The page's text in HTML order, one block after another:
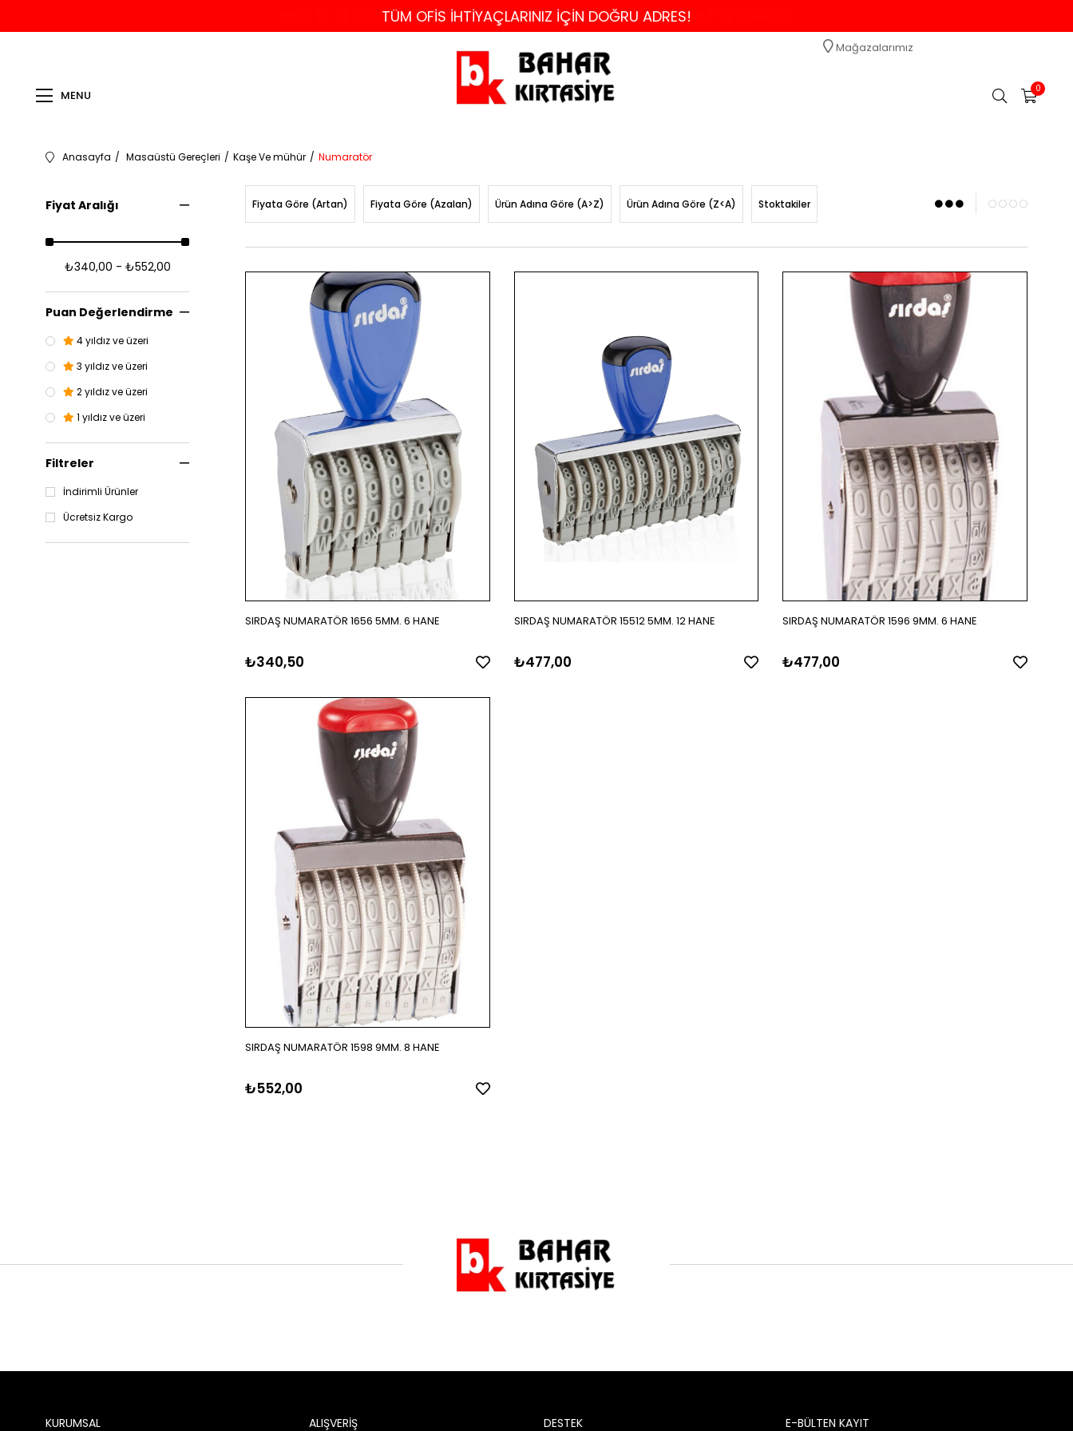
1500 TL VE ÜZERİ ALIŞVERİŞLERDE İSTANBUL VE KOCAELİ'NE ÜCRETSİZ KARGO!
TÜM OFİS İHTİYAÇLARINIZ İÇİN DOĞRU ADRES!
Mağazalarımız
MENU 0
Anasayfa Masaüstü Gereçleri Kaşe Ve mühür Numaratör
Fiyat Aralığı
₺340,00 - ₺552,00
Puan Değerlendirme
4 yıldız ve üzeri
3 yıldız ve üzeri
2 yıldız ve üzeri
1 yıldız ve üzeri
Filtreler
İndirimli Ürünler
Ücretsiz Kargo
Fiyata Göre (Artan) Fiyata Göre (Azalan) Ürün Adına Göre (A>Z) Ürün Adına Göre (Z<A) Stoktakiler
SIRDAŞ NUMARATÖR 1656 5MM. 6 HANE
₺340,50
SIRDAŞ NUMARATÖR 15512 5MM. 12 HANE
₺477,00
SIRDAŞ NUMARATÖR 1596 9MM. 6 HANE
₺477,00
SIRDAŞ NUMARATÖR 1598 9MM. 8 HANE
₺552,00
KURUMSAL ALIŞVERİŞ DESTEK E-BÜLTEN KAYIT